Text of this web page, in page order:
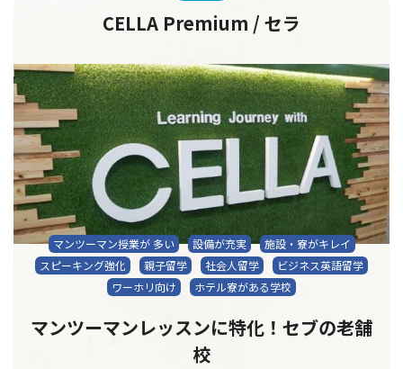
CELLA Premium / セラ
マンツーマン授業が 多い 設備が充実
施設・寮がキレイ
スピーキング強化
親子留学 社会人留学
ビジネス英語留学
ワーホリ向け
ホテル寮がある学校
マンツーマンレッスンに特化！セブの老舗
校